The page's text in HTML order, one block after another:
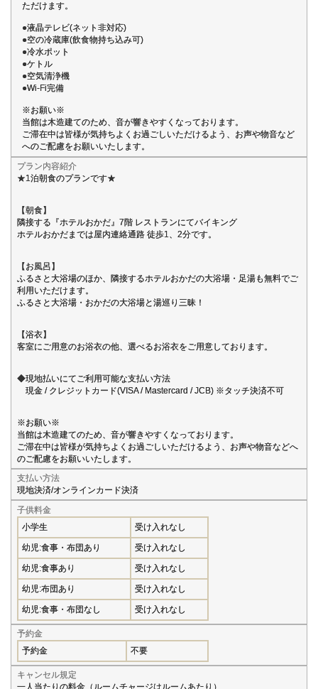
ただけます。
●液晶テレビ(ネット非対応)
●空の冷蔵庫(飲食物持ち込み可)
●冷水ポット
●ケトル
●空気清浄機
●Wi-Fi完備
※お願い※
当館は木造建てのため、音が響きやすくなっております。
ご滞在中は皆様が気持ちよくお過ごしいただけるよう、お声や物音など
へのご配慮をお願いいたします。
プラン内容紹介
★1泊朝食のプランです★
【朝食】
隣接する『ホテルおかだ』7階 レストランにてバイキング
ホテルおかだまでは屋内連絡通路 徒歩1、2分です。
【お風呂】
ふるさと大浴場のほか、隣接するホテルおかだの大浴場・足湯も無料でご
利用いただけます。
ふるさと大浴場・おかだの大浴場と湯巡り三昧！
【浴衣】
客室にご用意のお浴衣の他、選べるお浴衣をご用意しております。
◆現地払いにてご利用可能な支払い方法
現金 / クレジットカード(VISA / Mastercard / JCB) ※タッチ決済不可
※お願い※
当館は木造建てのため、音が響きやすくなっております。
ご滞在中は皆様が気持ちよくお過ごしいただけるよう、お声や物音などへ
のご配慮をお願いいたします。
支払い方法
現地決済/オンラインカード決済
子供料金
小学生
受け入れなし
幼児:食事・布団あり 受け入れなし
幼児:食事あり 受け入れなし
幼児:布団あり 受け入れなし
幼児:食事・布団なし 受け入れなし
予約金
予約金
不要
キャンセル規定